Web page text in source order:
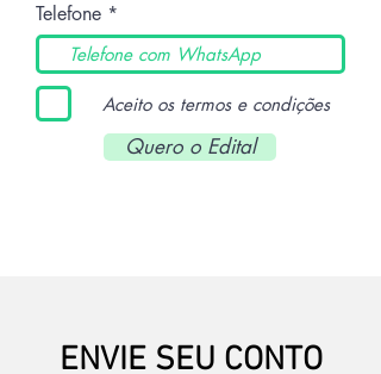
Telefone
Aceito os termos e condições
Quero o Edital
ENVIE SEU CONTO